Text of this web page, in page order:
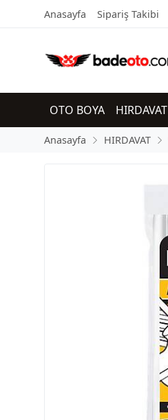
Anasayfa Sipariş Takibi
OTO BOYA HIRDAVAT
Anasayfa HIRDAVAT